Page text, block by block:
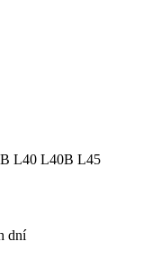
L40 L40B L45
dní